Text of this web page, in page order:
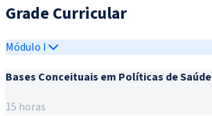
Grade Curricular
Módulo I
Bases Conceituais em Políticas de Saúde
15 horas